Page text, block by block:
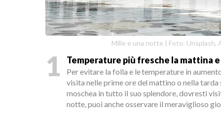
Mille e una notte | Foto: Unsplash,
1 Temperature più fresche la mattina e
Per evitare la folla e le temperature in
visita nelle prime ore del mattino o nella tarda
moschea in tutto il suo splendore, dovresti
notte, puoi anche osservare il meraviglioso